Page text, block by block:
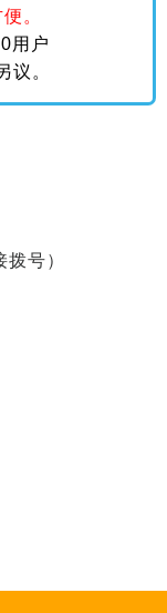
。
用户
议。
拨号）